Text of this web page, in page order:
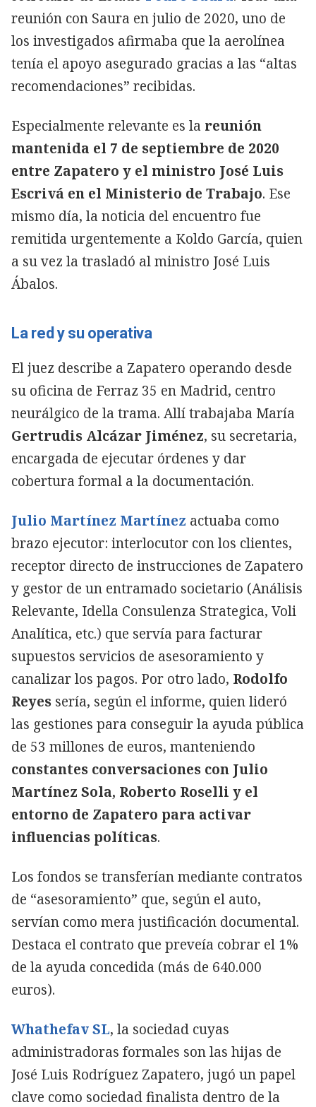
reunión con Saura en julio de 2020, uno de
los investigados afirmaba que la aerolínea
tenía el apoyo asegurado gracias a las “altas
recomendaciones” recibidas.
Especialmente relevante es la reunión
mantenida el 7 de septiembre de 2020
entre Zapatero y el ministro José Luis
Escrivá en el Ministerio de Trabajo. Ese
mismo día, la noticia del encuentro fue
remitida urgentemente a Koldo García, quien
a su vez la trasladó al ministro José Luis
Ábalos.
La red y su operativa
El juez describe a Zapatero operando desde
su oficina de Ferraz 35 en Madrid, centro
neurálgico de la trama. Allí trabajaba María
Gertrudis Alcázar Jiménez, su secretaria,
encargada de ejecutar órdenes y dar
cobertura formal a la documentación.
Julio Martínez Martínez actuaba como
brazo ejecutor: interlocutor con los clientes,
receptor directo de instrucciones de Zapatero
y gestor de un entramado societario (Análisis
Relevante, Idella Consulenza Strategica, Voli
Analítica, etc.) que servía para facturar
supuestos servicios de asesoramiento y
canalizar los pagos. Por otro lado, Rodolfo
Reyes sería, según el informe, quien lideró
las gestiones para conseguir la ayuda pública
de 53 millones de euros, manteniendo
constantes conversaciones con Julio
Martínez Sola, Roberto Roselli y el
entorno de Zapatero para activar
influencias políticas.
Los fondos se transferían mediante contratos
de “asesoramiento” que, según el auto,
servían como mera justificación documental.
Destaca el contrato que preveía cobrar el 1%
de la ayuda concedida (más de 640.000
euros).
Whathefav SL, la sociedad cuyas
administradoras formales son las hijas de
José Luis Rodríguez Zapatero, jugó un papel
clave como sociedad finalista dentro de la